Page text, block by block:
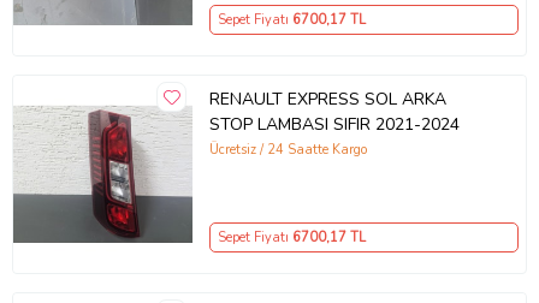
Ürün Kodu:
kcm23517675 Sepet Fiyatı 6700,17 TL
RENAULT EXPRESS SOL ARKA
STOP LAMBASI SIFIR 2021-2024
Ücretsiz / 24 Saatte Kargo
Sepet Fiyatı 6700,17 TL